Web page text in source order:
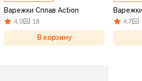
Варежки Сплав Action
4,9
18
В корзину
4,7